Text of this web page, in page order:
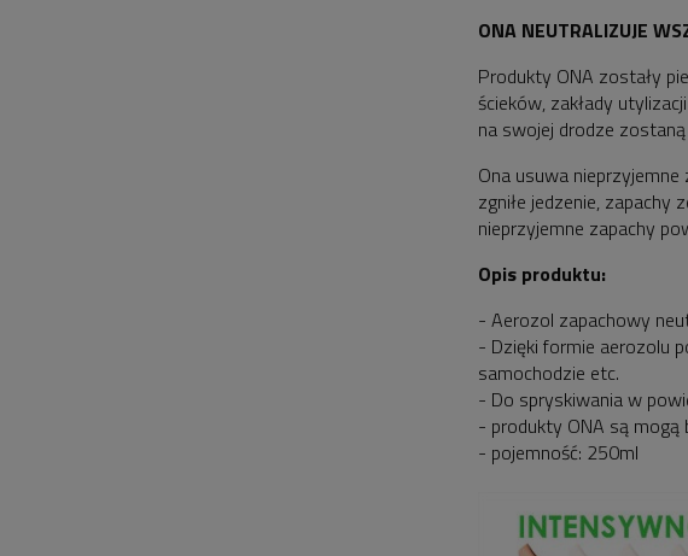
ONA NEUTRALIZUJE
Produkty ONA zostały
ścieków, zakłady
na swojej drodze
Ona usuwa
zgniłe jedzenie,
nieprzyjemne zapachy
Opis produktu:
- Aerozol zapachowy
- Dzięki formie aerozolu
samochodzie etc.
- Do spryskiwania w
- produkty ONA są mogą
- pojemność: 250ml